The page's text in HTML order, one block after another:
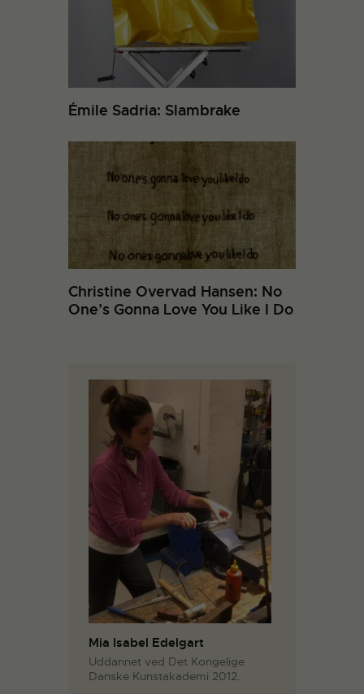
Émile Sadria: Slambrake
Christine Overvad Hansen: No
One’s Gonna Love You Like I Do
Mia Isabel Edelgart
Uddannet ved Det Kongelige
Danske Kunstakademi 2012.